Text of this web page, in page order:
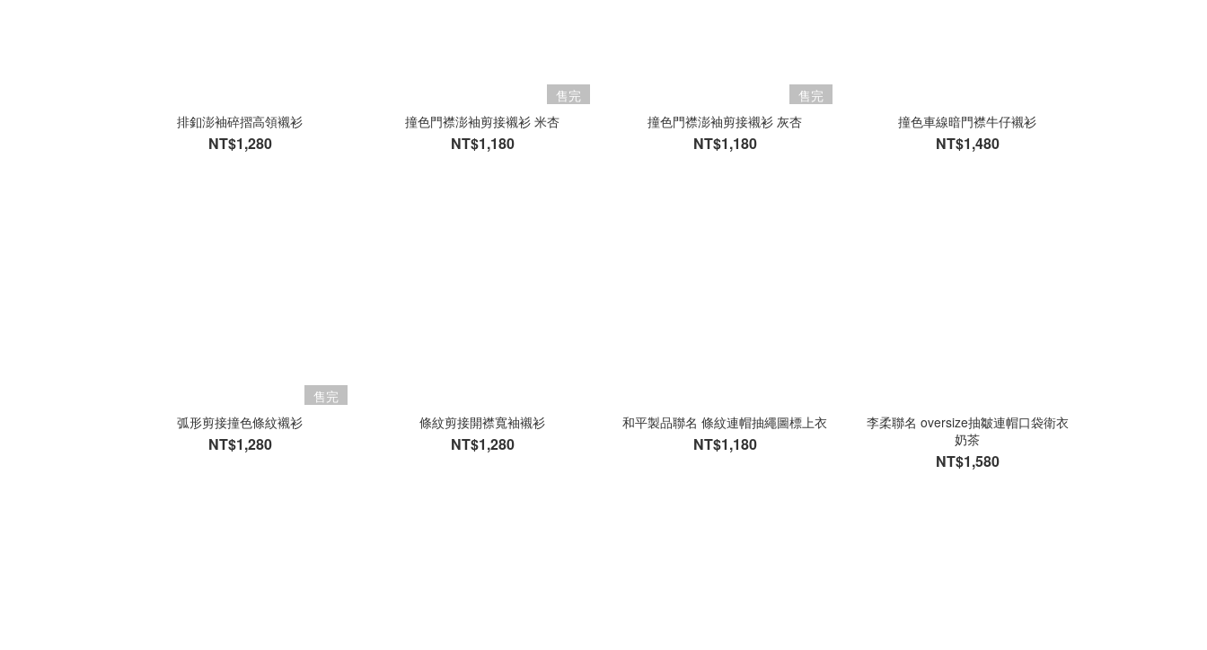
排釦澎袖碎摺高領襯衫
NT$1,280
售完
撞色門襟澎袖剪接襯衫 米杏
NT$1,180
售完
撞色門襟澎袖剪接襯衫 灰杏
NT$1,180
撞色車線暗門襟牛仔襯衫
NT$1,480
售完
弧形剪接撞色條紋襯衫
NT$1,280
條紋剪接開襟寬袖襯衫
NT$1,280
和平製品聯名 條紋連帽抽繩圖標上衣
NT$1,180
李柔聯名 oversize抽皺連帽口袋衛衣
奶茶
NT$1,580